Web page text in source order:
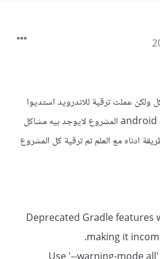
ولكن عملت ترقية للاندرويد استديوا
بالكامل الي اندرويدandroid artic fox المشروع لايوجد بيه مشاكل
ادناه مع العلم تم ترقية كل المشروع
Deprecated Gradle features
making it